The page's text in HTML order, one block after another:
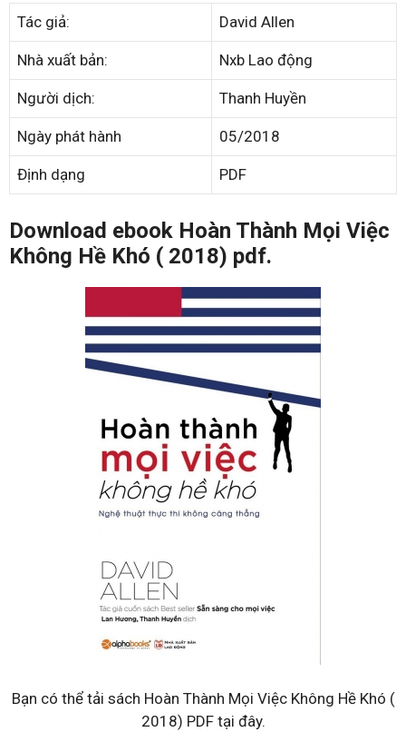
Tác giả: David Allen
Nhà xuất bản: Nxb Lao động
Người dịch: Thanh Huyền
Ngày phát hành 05/2018
Định dạng PDF
Download ebook Hoàn Thành Mọi Việc
Không Hề Khó ( 2018) pdf.
Bạn có thể tải sách Hoàn Thành Mọi Việc Không Hề Khó (
2018) PDF tại đây.